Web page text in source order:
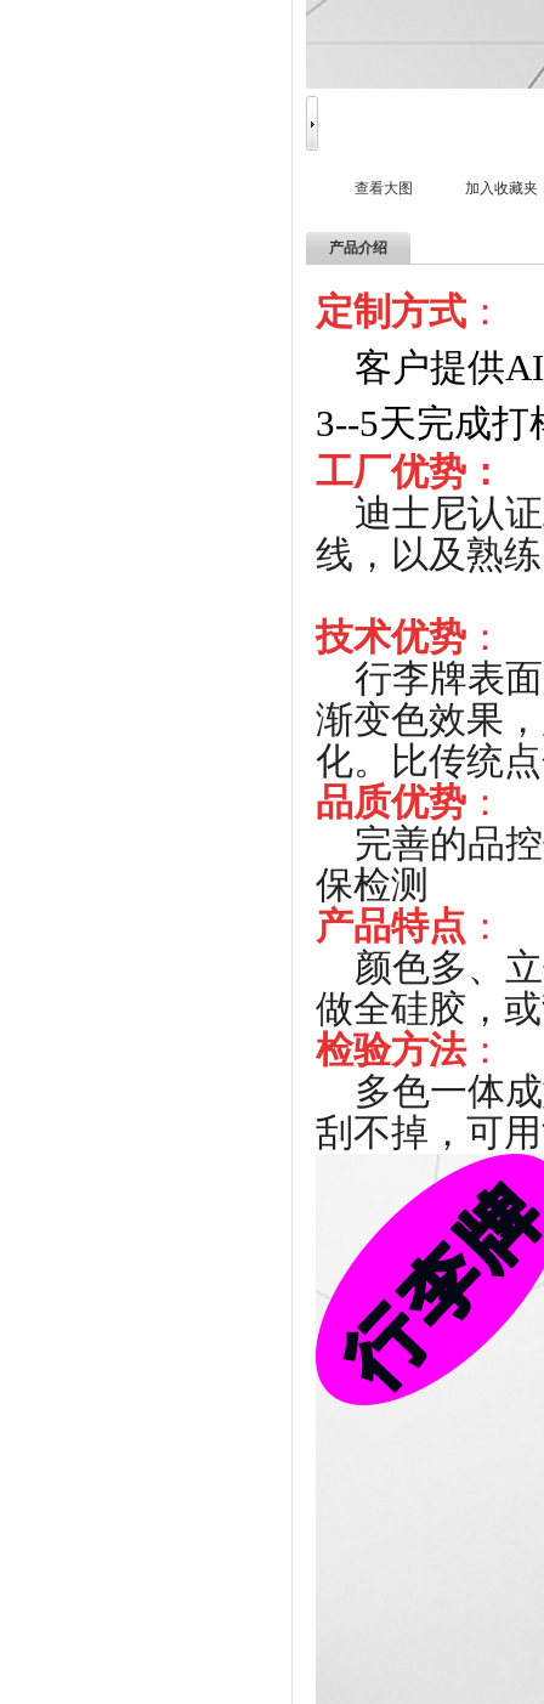
查看大图 加入收藏夹
产品介绍
定制方式 ：
客户提供
3--5天完成打
工厂优势 ：
迪士尼认
线，以及熟
技术优势 ：
行李牌表面
渐变色效果
化。比传统
品质优势 ：
完善的品控
保检测
产品特点 ：
颜色多、立
做全硅胶，
检验方法：
多色一体成
刮不掉，可